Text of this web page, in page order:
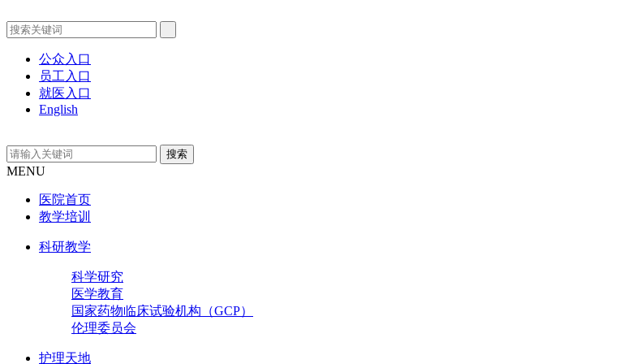
公众入口
员工入口
就医入口
English
MENU
医院首页
教学培训
科研教学
科学研究
医学教育
国家药物临床试验机构（GCP）
伦理委员会
护理天地